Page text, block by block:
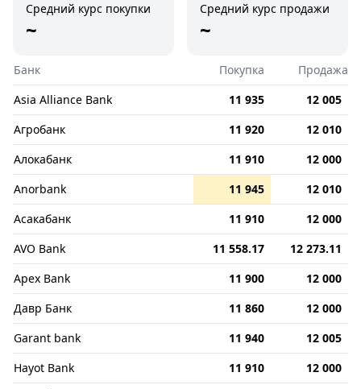
Средний курс покупки
~
Средний курс продажи
~
Банк Покупка
Продажа
Asia Alliance Bank
11 935
12 005
Агробанк
11 920
12 010
Алокабанк
11 910
12 000
Anorbank
11 945
12 010
Асакабанк
11 910
12 000
AVO Bank
11 558.17
12 273.11
Apex Bank
11 900
12 000
Давр Банк
11 860
12 000
Garant bank
11 940
12 005
Hayot Bank
11 910
12 000